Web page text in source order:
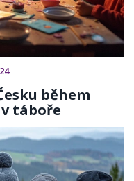
během
táboře